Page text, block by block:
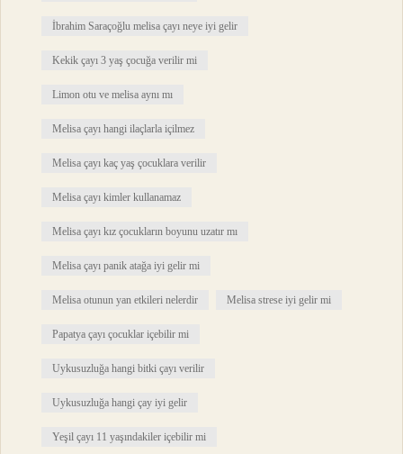
İbrahim Saraçoğlu melisa çayı neye iyi gelir
Kekik çayı 3 yaş çocuğa verilir mi
Limon otu ve melisa aynı mı
Melisa çayı hangi ilaçlarla içilmez
Melisa çayı kaç yaş çocuklara verilir
Melisa çayı kimler kullanamaz
Melisa çayı kız çocukların boyunu uzatır mı
Melisa çayı panik atağa iyi gelir mi
Melisa otunun yan etkileri nelerdir Melisa strese iyi gelir mi
Papatya çayı çocuklar içebilir mi
Uykusuzluğa hangi bitki çayı verilir
Uykusuzluğa hangi çay iyi gelir
Yeşil çayı 11 yaşındakiler içebilir mi